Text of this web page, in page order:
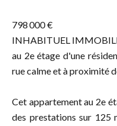
798 000 €
INHABITUEL
au 2e étage d'une
rue calme et à proximité
Cet appartement au 2e
des prestations sur 125